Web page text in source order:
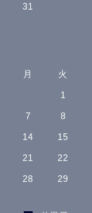
31
月 火
1
7 8
14 15
21 22
28 29